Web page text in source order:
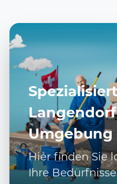
Umgebung
Hier finden Sie
Ihre